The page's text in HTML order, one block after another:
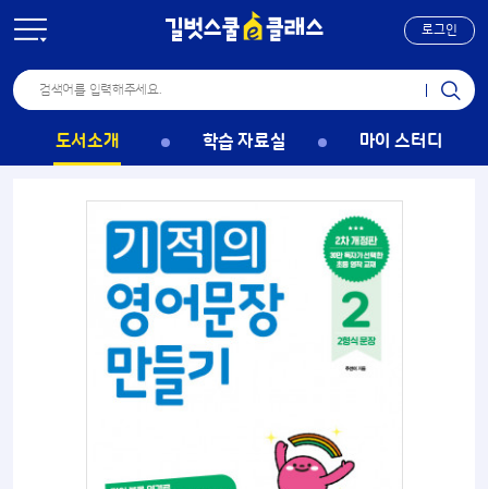
로그인
도서소개 학습 자료실 마이 스터디